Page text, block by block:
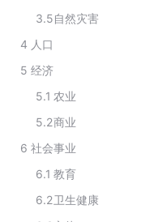
3.5自然灾害
4 人口
5 经济
5.1 农业
5.2商业
6 社会事业
6.1 教育
6.2卫生健康